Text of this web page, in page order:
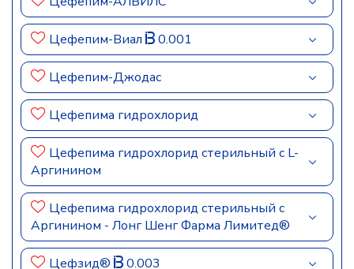
Цефепим-Виал 0.001
Цефепим-Джодас
Цефепима гидрохлорид
Цефепима гидрохлорид стерильный с L-
Аргинином
Цефепима гидрохлорид стерильный с
Аргинином - Лонг Шенг Фарма Лимитед®
Цефзид® 0.003